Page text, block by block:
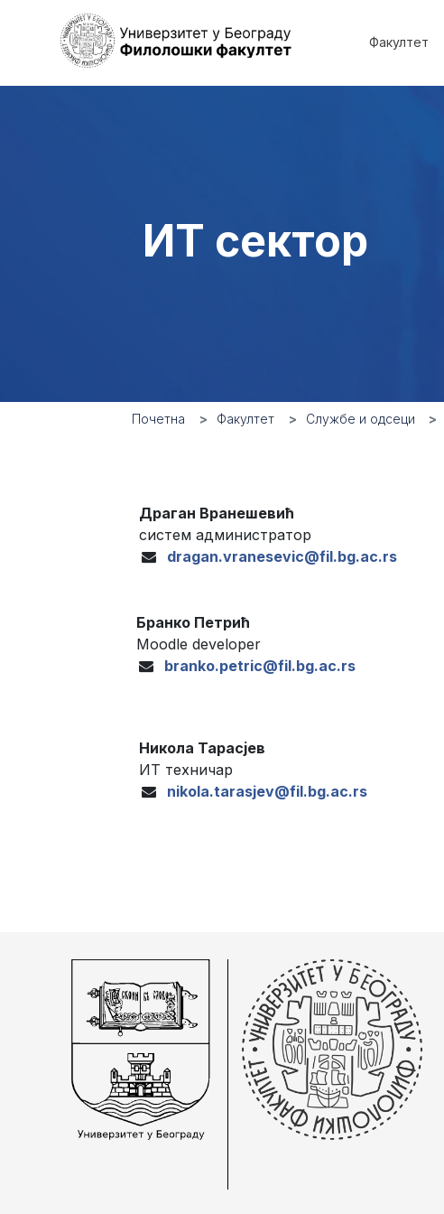
Факултет
ИТ сектор
Почетна Факултет Службе и одсеци
Драган Вранешевић
систем администратор
dragan.vranesevic@fil.bg.ac.rs
Бранко Петрић
Moodle developer
branko.petric@fil.bg.ac.rs
Никола Тарасјев
ИТ техничар
nikola.tarasjev@fil.bg.ac.rs